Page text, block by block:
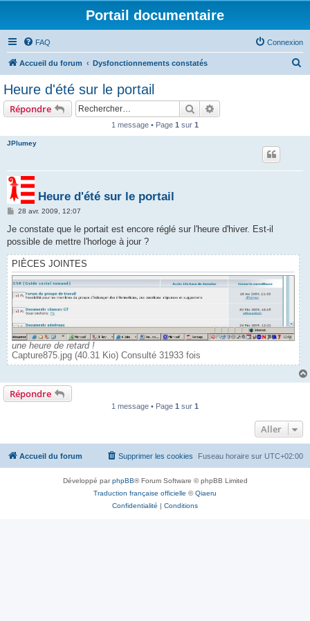
Portail documentaire
FAQ Connexion
Accueil du forum Dysfonctionnements constatés
Heure d'été sur le portail
Répondre Rechercher
1 message • Page 1 sur 1
JPlumey
Heure d'été sur le portail
M
s
a
e
28 avr. 2009, 12:07
Je constate que le portait est encore réglé sur l'heure d'hiver. Est-il
possible de mettre l'horloge à jour ?
PIÈCES JOINTES
une heure de retard !
Capture875.jpg (40.31 Kio) Consulté 31933 fois
Répondre
1 message • Page 1 sur 1
Aller
Accueil du forum Fuseau horaire sur UTC+02:00
Supprimer les cookies
Développé parphpBB® Forum Software © phpBB Limited
Traduction française officielle ©Qiaeru
Confidentialité | Conditions